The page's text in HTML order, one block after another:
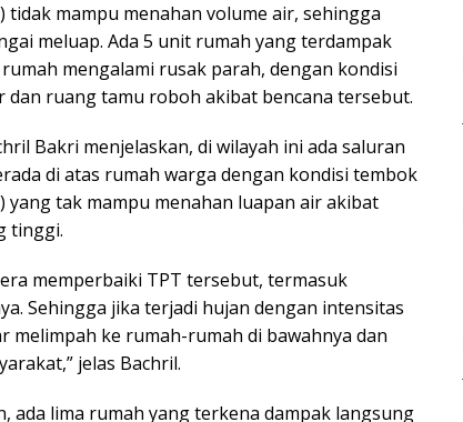
tidak mampu menahan volume air, sehingga
meluap. Ada 5 unit rumah yang terdampak
mengalami rusak parah, dengan kondisi
dan ruang tamu roboh akibat bencana tersebut.
Bakri menjelaskan, di wilayah ini ada saluran
di atas rumah warga dengan kondisi tembok
yang tak mampu menahan luapan air akibat
tinggi.
memperbaiki TPT tersebut, termasuk
Sehingga jika terjadi hujan dengan intensitas
melimpah ke rumah-rumah di bawahnya dan
jelas Bachril.
ada lima rumah yang terkena dampak langsung